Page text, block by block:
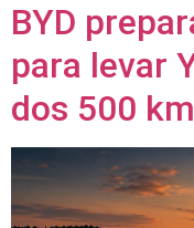
BYD
para levar
dos 500